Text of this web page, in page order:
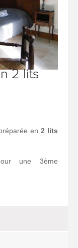
2 lits
en2 lits
une 3ème